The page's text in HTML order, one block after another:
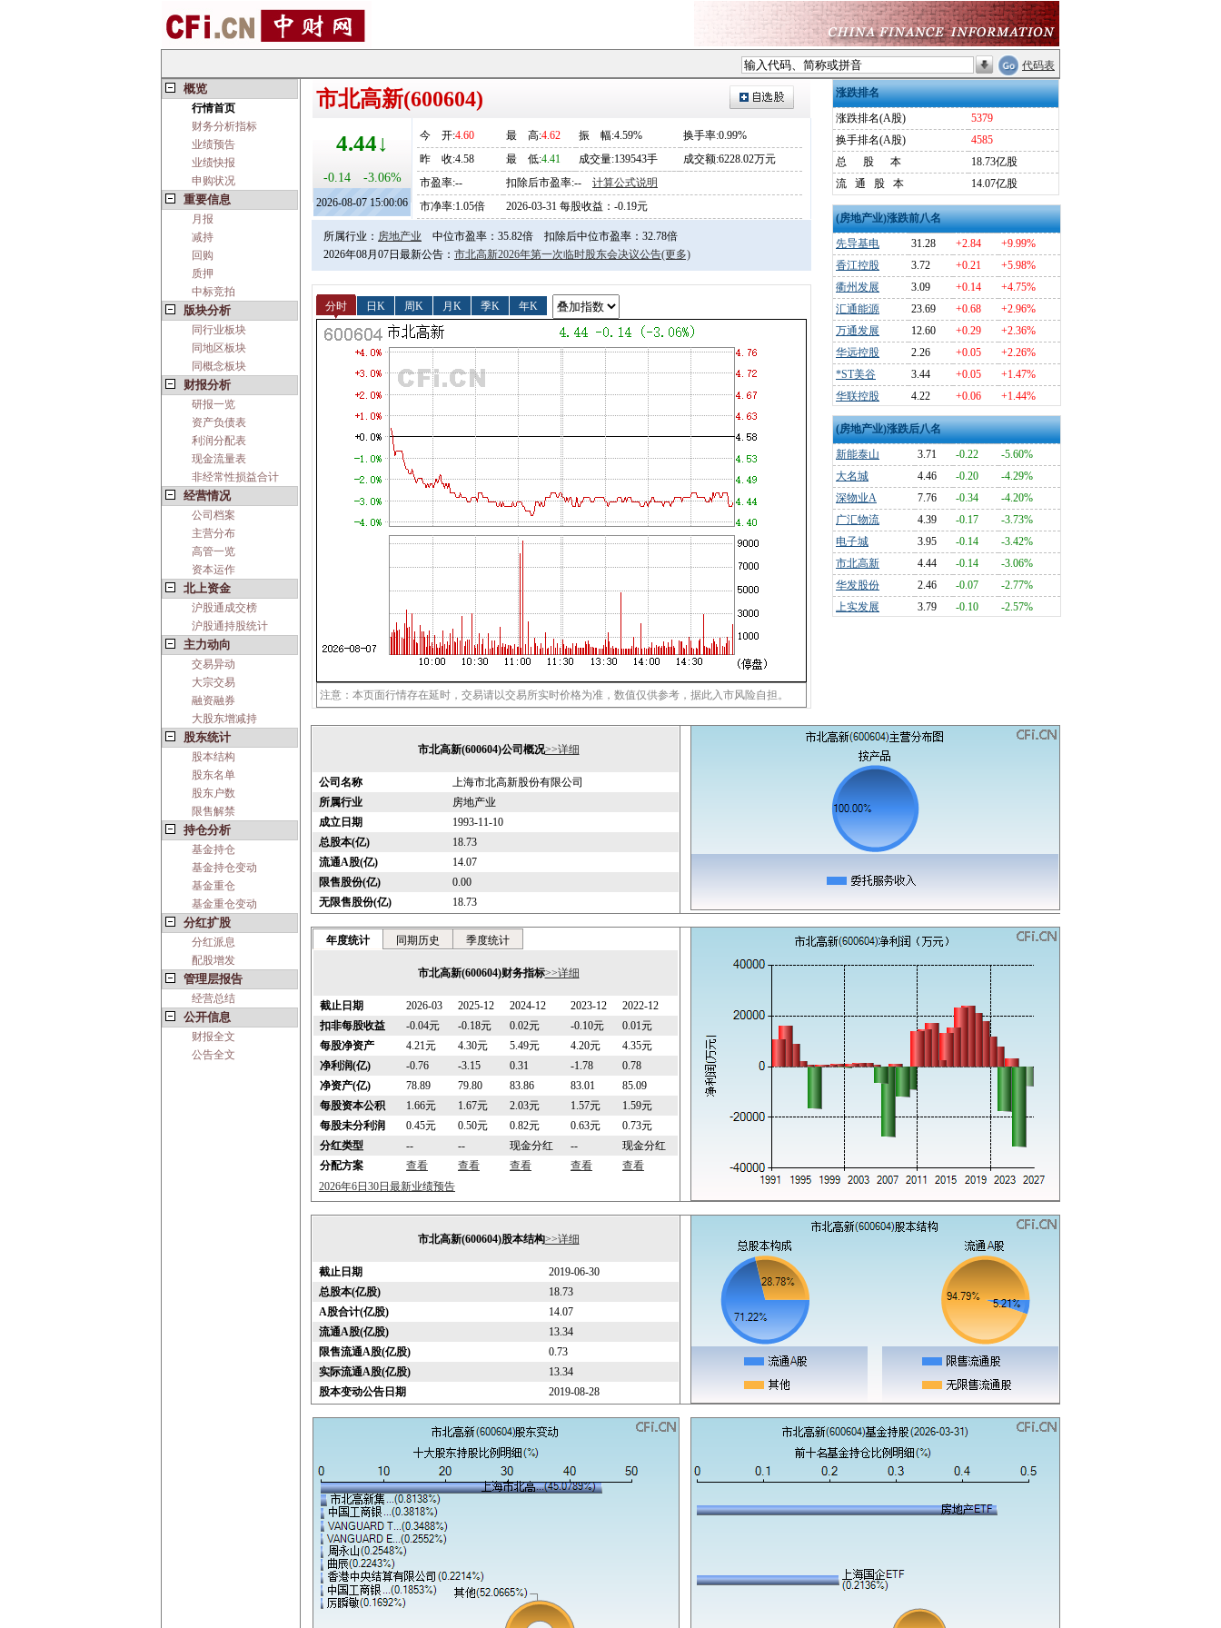
代码表
概览
行情首页
财务分析指标
业绩预告
业绩快报
申购状况
重要信息
月报
减持
回购
质押
中标竞拍
版块分析
同行业板块
同地区板块
同概念板块
财报分析
研报一览
资产负债表
利润分配表
现金流量表
非经常性损益合计
经营情况
公司档案
主营分布
高管一览
资本运作
北上资金
沪股通成交榜
沪股通持股统计
主力动向
交易异动
大宗交易
融资融券
大股东增减持
股东统计
股本结构
股东名单
股东户数
限售解禁
持仓分析
基金持仓
基金持仓变动
基金重仓
基金重仓变动
分红扩股
分红派息
配股增发
管理层报告
经营总结
公开信息
财报全文
公告全文
市北高新(600604)
4.44↓
-0.14 -3.06%
2026-08-07 15:00:06
今 开:4.60 最 高:4.62 振 幅:4.59%
换手率:0.99%
昨
收:4.58 最 低:4.41 成交量:139543手
成交额:6228.02万元
市盈率:--
扣除后市盈率:--
计算公式说明
市净率:1.05倍
2026-03-31 每股收益：-0.19元
所属行业： 房地产业 中位市盈率：35.82倍
扣除后中位市盈率：32.78倍
2026年08月07日最新公告： 市北高新2026年第一次临时股东会决议公告(更多)
分时 日K 周K 月K 季K 年K
注意：本页面行情存在延时，交易请以交易所实时价格为准，数值仅供参考，据此入市风险自担。
涨跌排名
涨跌排名(A股)
5379
换手排名(A股)
4585
总
股 本
18.73亿股
流
通 股 本 14.07亿股
(房地产业)涨跌前八名
先导基电
31.28 +2.84
+9.99%
香江控股
3.72 +0.21
+5.98%
衢州发展
3.09 +0.14
+4.75%
汇通能源
23.69 +0.68
+2.96%
万通发展
12.60 +0.29
+2.36%
华远控股
2.26 +0.05
+2.26%
*ST美谷
3.44 +0.05
+1.47%
华联控股
4.22 +0.06 +1.44%
(房地产业)涨跌后八名
新能泰山
3.71 -0.22
-5.60%
大名城
4.46 -0.20
-4.29%
深物业A
7.76 -0.34
-4.20%
广汇物流
4.39 -0.17
-3.73%
电子城
3.95 -0.14
-3.42%
市北高新
4.44 -0.14
-3.06%
华发股份
2.46 -0.07
-2.77%
上实发展
3.79 -0.10 -2.57%
市北高新(600604)公司概况>>详细
公司名称
上海市北高新股份有限公司
所属行业
房地产业
成立日期
1993-11-10
总股本(亿)
18.73
流通A股(亿)
14.07
限售股份(亿)
0.00
无限售股份(亿)
18.73
年度统计 同期历史 季度统计
市北高新(600604)财务指标>>详细
截止日期 2026-03 2025-12 2024-12 2023-12
2022-12
扣非每股收益
-0.04元 -0.18元 0.02元 -0.10元
0.01元
每股净资产
4.21元 4.30元 5.49元 4.20元
4.35元
净利润(亿)
-0.76 -3.15 0.31 -1.78
0.78
净资产(亿)
78.89 79.80 83.86 83.01
85.09
每股资本公积
1.66元 1.67元 2.03元 1.57元
1.59元
每股未分利润
0.45元 0.50元 0.82元 0.63元
0.73元
分红类型
-- -- 现金分红 --
现金分红
分配方案
查看 查看 查看 查看
查看
2026年6日30日最新业绩预告
市北高新(600604)股本结构>>详细
截止日期
2019-06-30
总股本(亿股)
18.73
A股合计(亿股)
14.07
流通A股(亿股)
13.34
限售流通A股(亿股)
0.73
实际流通A股(亿股)
13.34
股本变动公告日期
2019-08-28